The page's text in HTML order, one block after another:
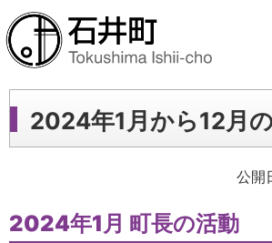
2024年1月から12月
公開
2024年1月 町長の活動